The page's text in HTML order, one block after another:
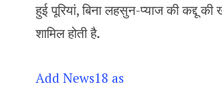
हुई पूरियां, बिना लहसुन-प्याज की कद्दू
शामिल होती है.
Add News18 as